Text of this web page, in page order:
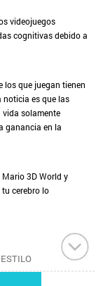
videojuegos
cognitivas debido a
los que juegan tienen
es que las
solamente
ganancia en la
3D World y
cerebro lo
ESTILO